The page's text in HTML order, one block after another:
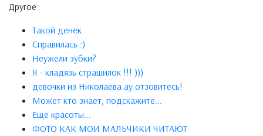
Другое
Такой денёк.
Справилась :)
Неужели зубки?
Я - кладязь страшилок !!! )))
девочки из Николаева ау отзовитесь!
Может кто знает, подскажите...
Еще красоты...
ФОТО КАК МОИ МАЛЬЧИКИ ЧИТАЮТ